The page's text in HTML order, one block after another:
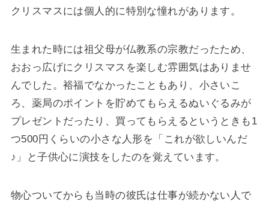
クリスマスには個人的に特別な憧れがあります。
生まれた時には祖父母が仏教系の宗教だったため、
おおっ広げにクリスマスを楽しむ雰囲気はありませ
んでした。裕福でなかったこともあり、小さいこ
ろ、薬局のポイントを貯めてもらえるぬいぐるみが
プレゼントだったり、買ってもらえるというときも1
つ500円くらいの小さな人形を「これが欲しいんだ
♪」と子供心に演技をしたのを覚えています。
物心ついてからも当時の彼氏は仕事が続かない人で